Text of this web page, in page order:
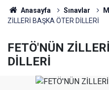
Anasayfa Sınavlar
ZİLLERİ BAŞKA ÖTER DİLLERİ
FETÖ'NÜN
DİLLERİ